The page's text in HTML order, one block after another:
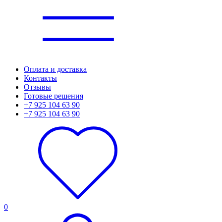
Оплата и доставка
Контакты
Отзывы
Готовые решения
+7 925 104 63 90
+7 925 104 63 90
0